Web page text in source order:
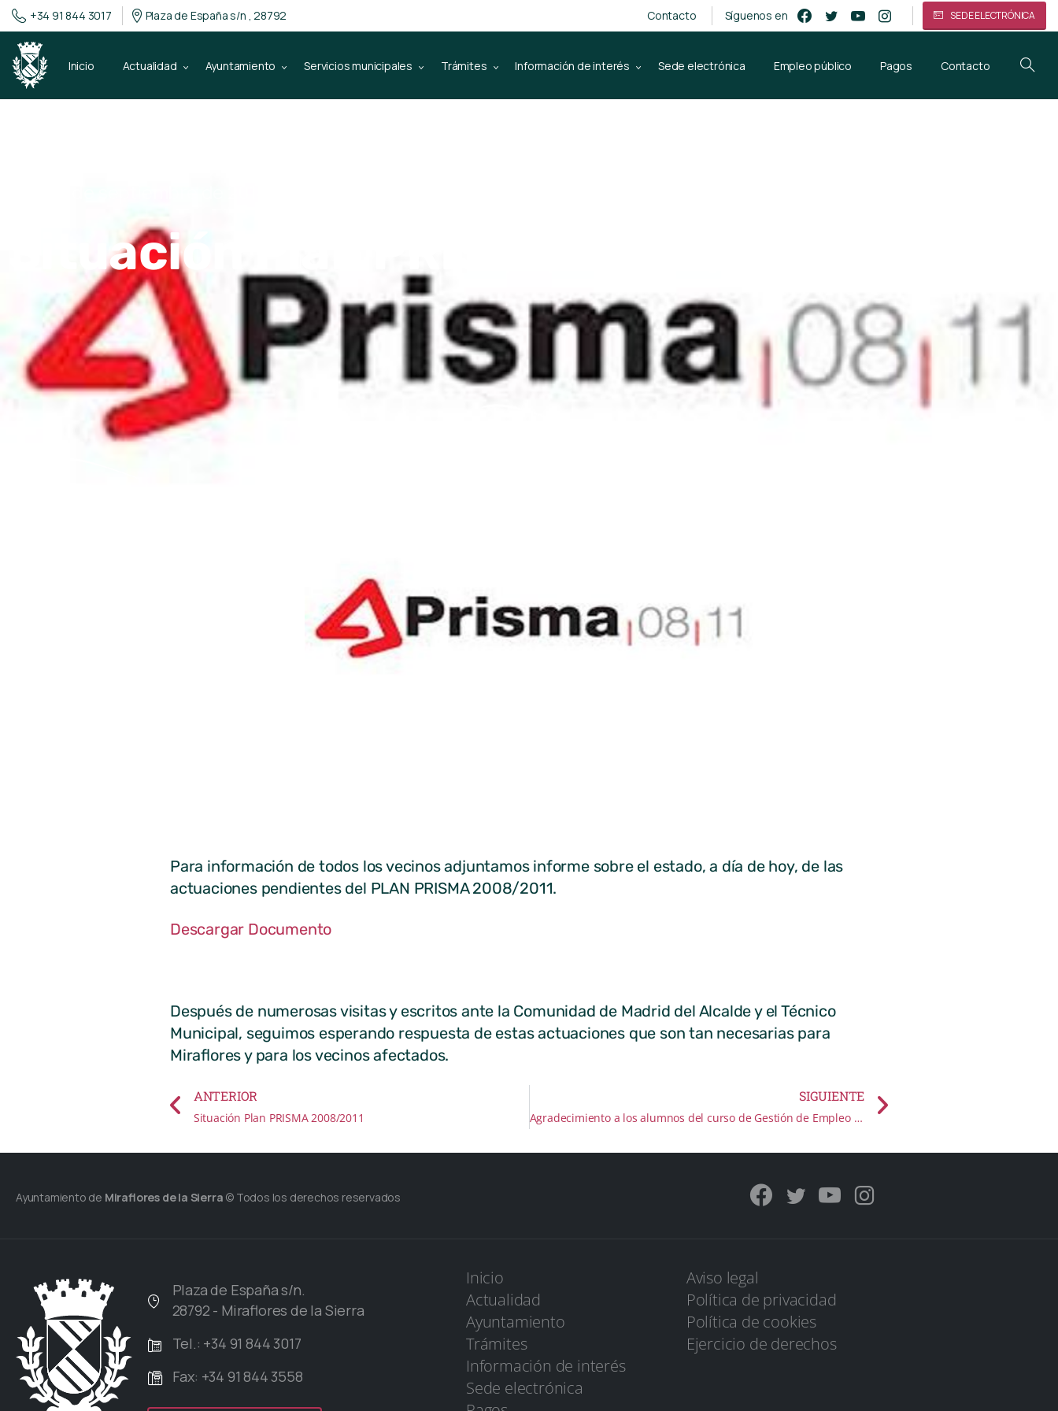
+34 91 844 3017 Plaza de España s/n , 28792 Contacto Síguenos en SEDE ELECTRÓNICA
Inicio Actualidad Ayuntamiento Servicios municipales Trámites Información de interés Sede electrónica Empleo público Pagos Contacto
Situación Plan PRISMA 2008/2011
Para información de todos los vecinos adjuntamos informe sobre el estado, a día de hoy, de las
actuaciones pendientes del PLAN PRISMA 2008/2011.
Descargar Documento
Después de numerosas visitas y escritos ante la Comunidad de Madrid del Alcalde y el Técnico
Municipal, seguimos esperando respuesta de estas actuaciones que son tan necesarias para
Miraflores y para los vecinos afectados.
ANTERIOR
Situación Plan PRISMA 2008/2011
SIGUIENTE
Agradecimiento a los alumnos del curso de Gestión de Empleo de Miraflores de la Sierra
Ayuntamiento de Miraflores de la Sierra © Todos los derechos reservados
Plaza de España s/n.
28792 - Miraflores de la Sierra
Tel.: +34 91 844 3017
Fax: +34 91 844 3558
Inicio
Actualidad
Ayuntamiento
Trámites
Información de interés
Sede electrónica
Aviso legal
Política de privacidad
Política de cookies
Ejercicio de derechos